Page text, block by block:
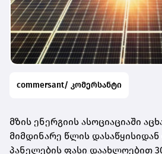
commersant/ კომერსანტი
მზის ენერგიის ასოციაციაში
მიმდინარე წლის
პანელების ფასი დაახლოებით